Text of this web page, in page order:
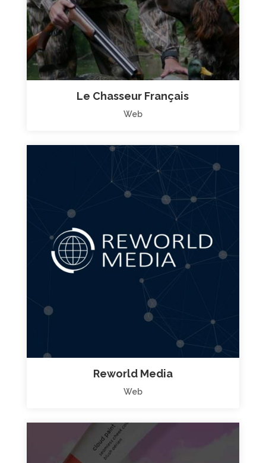
Le Chasseur Français
Web
Reworld Media
Web